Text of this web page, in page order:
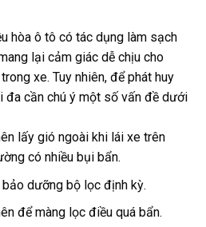
hòa ô tô có tác dụng làm sạch
lại cảm giác dễ chịu cho
xe. Tuy nhiên, để phát huy
đa cần chú ý một số vấn đề dưới
lấy gió ngoài khi lái xe trên
có nhiều bụi bẩn.
bảo dưỡng bộ lọc định kỳ.
để màng lọc điều quá bẩn.